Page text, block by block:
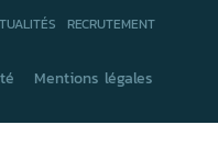
RECRUTEMENT
Mentions légales